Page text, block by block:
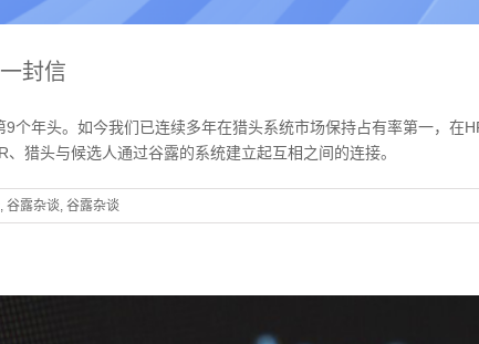
封信
个年头。如今我们已连续多年在猎头系统市场保持占有率第一，在
猎头与候选人通过谷露的系统建立起互相之间的连接。
谷露杂谈 谷露杂谈